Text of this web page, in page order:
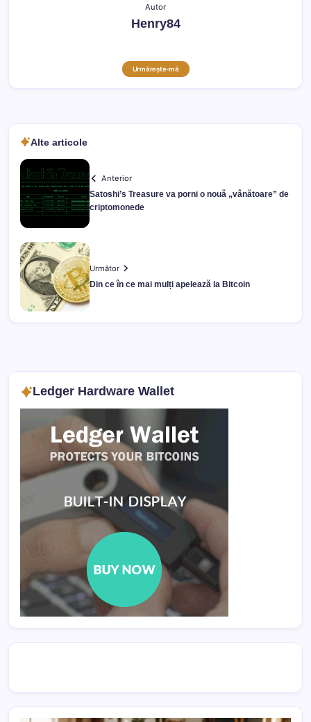
Autor
Henry84
Urmărește-mă
Alte articole
Anterior
Satoshi’s Treasure va porni o nouă „vânătoare” de
criptomonede
Următor
Din ce în ce mai mulți apelează la Bitcoin
Ledger Hardware Wallet